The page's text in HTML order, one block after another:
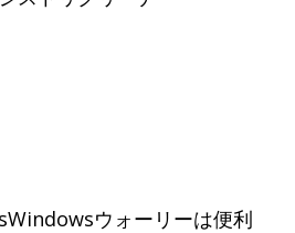
ウォーリーは便利